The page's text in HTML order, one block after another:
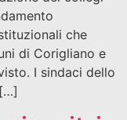
che
di Corigliano e
I sindaci dello